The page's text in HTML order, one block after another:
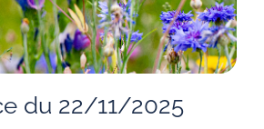
du 22/11/2025